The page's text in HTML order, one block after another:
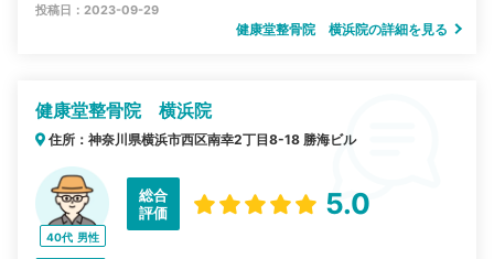
投稿日：2023-09-29
健康堂整骨院 横浜院の詳細を見る
健康堂整骨院 横浜院
住所：神奈川県横浜市西区南幸2丁目8-18 勝海ビル
40代 男性
総合
評価
5.0